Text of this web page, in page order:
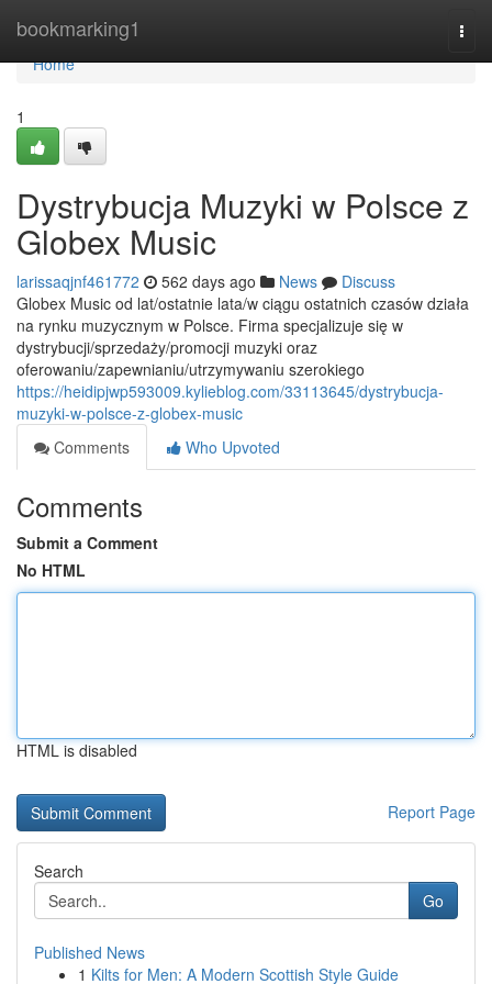
bookmarking1
Home
Home
1
Dystrybucja Muzyki w Polsce z
Globex Music
larissaqjnf461772 562 days ago News
Discuss
Globex Music od lat/ostatnie lata/w ciągu ostatnich czasów działa
na rynku muzycznym w Polsce. Firma specjalizuje się w
dystrybucji/sprzedaży/promocji muzyki oraz
oferowaniu/zapewnianiu/utrzymywaniu szerokiego
https://heidipjwp593009.kylieblog.com/33113645/dystrybucja-
muzyki-w-polsce-z-globex-music
Comments
Who Upvoted
Comments
Submit a Comment
No HTML
HTML is disabled
Report Page
Search
Go
Published News
1 Kilts for Men: A Modern Scottish Style Guide